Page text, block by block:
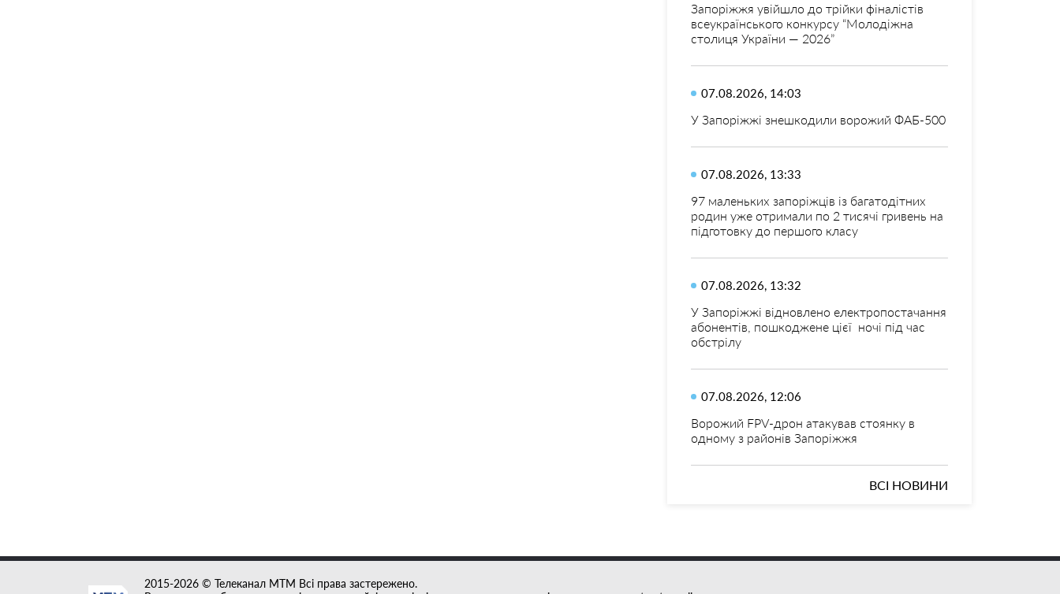
Запоріжжя увійшло до трійки фіналістів
всеукраїнського конкурсу “Молодіжна
столиця України — 2026”
07.08.2026, 14:03
У Запоріжжі знешкодили ворожий ФАБ-500
07.08.2026, 13:33
97 маленьких запоріжців із багатодітних
родин уже отримали по 2 тисячі гривень на
підготовку до першого класу
07.08.2026, 13:32
У Запоріжжі відновлено електропостачання
абонентів, пошкоджене цієї ночі під час
обстрілу
07.08.2026, 12:06
Ворожий FPV-дрон атакував стоянку в
одному з районів Запоріжжя
ВСІ НОВИНИ
2015-2026 © Телеканал MTM Всі права застережено.